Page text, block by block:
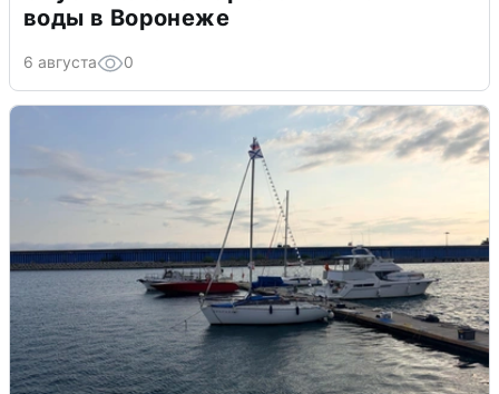
воды в Воронеже
6 августа 0